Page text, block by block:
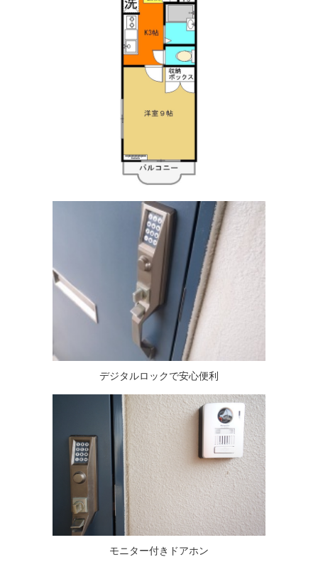
デジタルロックで安心便利
モニター付きドアホン